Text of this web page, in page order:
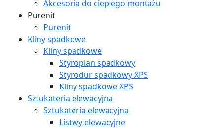
Akcesoria do ciepłego montażu
Purenit
Purenit
Kliny spadkowe
Kliny spadkowe
Styropian spadkowy
Styrodur spadkowy XPS
Kliny spadkowe XPS
Sztukateria elewacyjna
Sztukateria elewacyjna
Listwy elewacyjne